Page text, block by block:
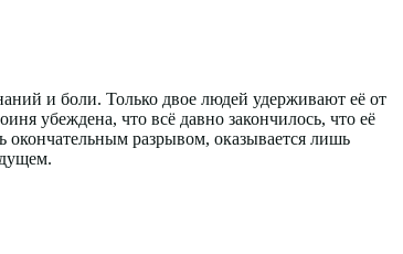
и боли. Только двое людей удерживают её от
убеждена, что всё давно закончилось, что её
разрывом, оказывается лишь